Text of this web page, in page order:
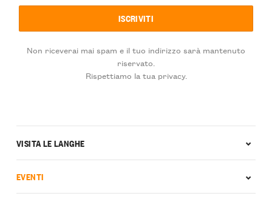
Non riceverai mai spam e il tuo indirizzo sarà mantenuto
riservato.
Rispettiamo la tua privacy.
VISITA LE LANGHE
EVENTI